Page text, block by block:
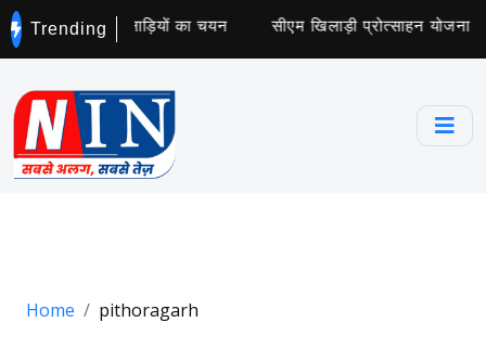
Trending
के लिए 5 खिलाड़ियों का चयन सीएम खिलाड़ी प्रोत्साहन योजना
Home pithoragarh